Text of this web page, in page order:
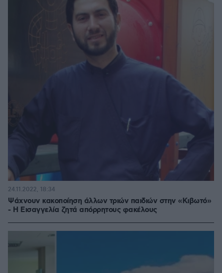
Ψάχνουν κακοποίηση άλλων τριών παιδιών στην «Κιβωτό»
- Η Εισαγγελία ζητά απόρρητους φακέλους
24.11.2022, 18:34